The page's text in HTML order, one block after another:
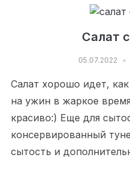
Салат
05.07.2022
Салат хорошо идет,
на ужин в жаркое
красиво:) Еще для
консервированный
сытость и